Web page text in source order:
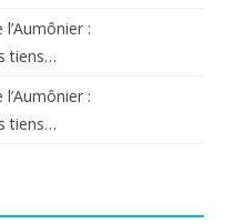
:
tiens…
:
tiens…